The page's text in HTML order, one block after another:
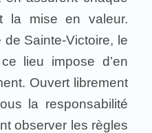
la mise en valeur.
Sainte-Victoire, le
lieu impose d’en
Ouvert librement
la responsabilité
observer les règles